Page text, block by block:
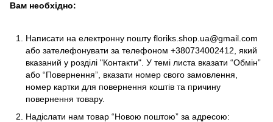
Вам необхідно:
Написати на електронну пошту floriks.shop.ua@gmail.com
або зателефонувати за телефоном +380734002412, який
вказаний у розділі "Контакти". У темі листа вказати “Обмін”
або “Повернення”, вказати номер свого замовлення,
номер картки для повернення коштів та причину
повернення товару.
Надіслати нам товар “Новою поштою” за адресою: